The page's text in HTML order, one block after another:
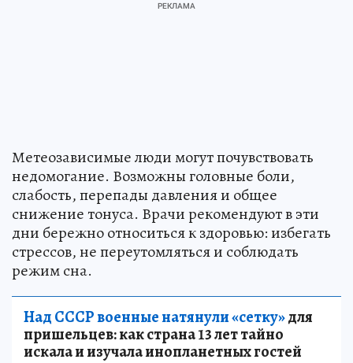
Метеозависимые люди могут почувствовать
недомогание. Возможны головные боли,
слабость, перепады давления и общее
снижение тонуса. Врачи рекомендуют в эти
дни бережно относиться к здоровью: избегать
стрессов, не переутомляться и соблюдать
режим сна.
Над СССР военные натянули «сетку»для
пришельцев: как страна 13 лет тайно
искала и изучала инопланетных гостей